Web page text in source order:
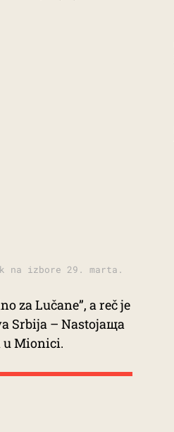
na izbore 29. marta.
za Lučane”, a reč je
Srbija – Nastojaщa
u Mionici.